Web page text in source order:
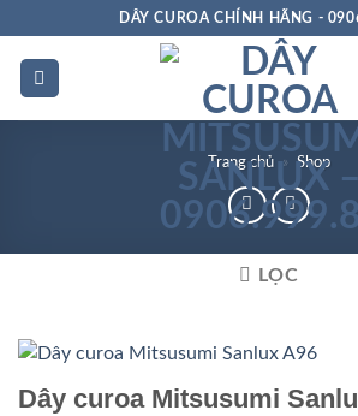
dung
DÂY CUROA CHÍNH HÃNG -
Trang chủ » Shop
LỌC
Dây curoa Mitsusumi